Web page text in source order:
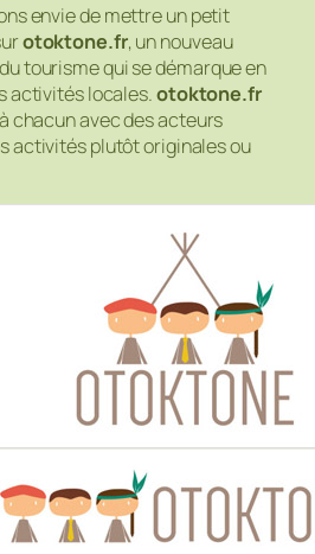
envie de mettre un petit
otoktone.fr, un nouveau
tourisme qui se démarque en
activités locales.otoktone.fr
chacun avec des acteurs
activités plutôt originales ou